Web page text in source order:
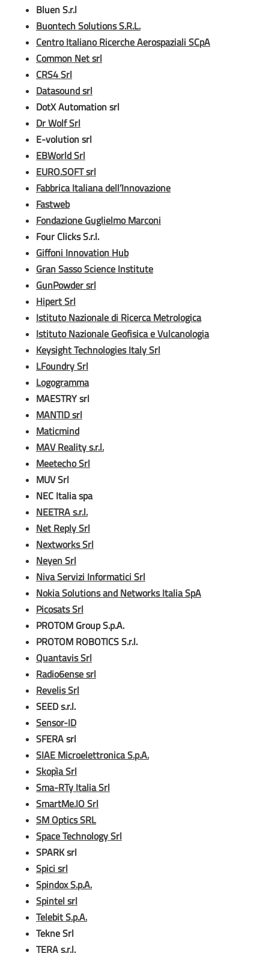
Bluen S.r.l
Buontech Solutions S.R.L.
Centro Italiano Ricerche Aerospaziali SCpA
Common Net srl
CRS4 Srl
Datasound srl
DotX Automation srl
Dr Wolf Srl
E-volution srl
EBWorld Srl
EURO.SOFT srl
Fabbrica Italiana dell’Innovazione
Fastweb
Fondazione Guglielmo Marconi
Four Clicks S.r.l.
Giffoni Innovation Hub
Gran Sasso Science Institute
GunPowder srl
Hipert Srl
Istituto Nazionale di Ricerca Metrologica
Istituto Nazionale Geofisica e Vulcanologia
Keysight Technologies Italy Srl
LFoundry Srl
Logogramma
MAESTRY srl
MANTID srl
Maticmind
MAV Reality s.r.l.
Meetecho Srl
MUV Srl
NEC Italia spa
NEETRA s.r.l.
Net Reply Srl
Nextworks Srl
Neyen Srl
Niva Servizi Informatici Srl
Nokia Solutions and Networks Italia SpA
Picosats Srl
PROTOM Group S.p.A.
PROTOM ROBOTICS S.r.l.
Quantavis Srl
Radio6ense srl
Revelis Srl
SEED s.r.l.
Sensor-ID
SFERA srl
SIAE Microelettronica S.p.A.
Skopìa Srl
Sma-RTy Italia Srl
SmartMe.IO Srl
SM Optics SRL
Space Technology Srl
SPARK srl
Spici srl
Spindox S.p.A.
Spintel srl
Telebit S.p.A.
Tekne Srl
TERA s.r.l.